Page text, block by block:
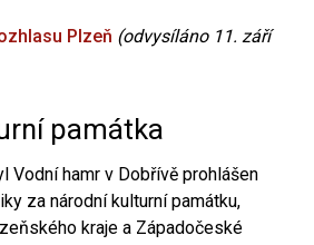
Plzeň (odvysíláno 11. září
památka
Vodní hamr v Dobřívě prohlášen
za národní kulturní památku,
kraje a Západočeské